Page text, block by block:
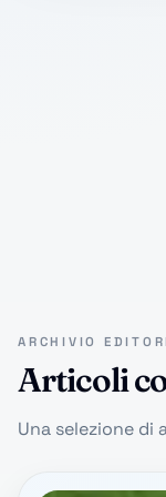
ARCHIVIO
Articoli
Una selezione